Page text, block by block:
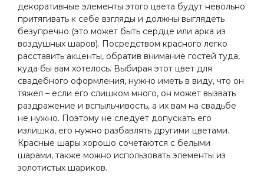
декоративные элементы этого цвета будут невольно
притягивать к себе взгляды и должны выглядеть
безупречно (это может быть сердце или арка из
воздушных шаров). Посредством красного легко
расставить акценты, обратив внимание гостей туда,
куда бы вам хотелось. Выбирая этот цвет для
свадебного оформления, нужно иметь в виду, что он
тяжел – если его слишком много, он может вызвать
раздражение и вспыльчивость, а их вам на свадьбе
не нужно. Поэтому не следует допускать его
излишка, его нужно разбавлять другими цветами.
Красные шары хорошо сочетаются с белыми
шарами, также можно использовать элементы из
золотистых шариков.